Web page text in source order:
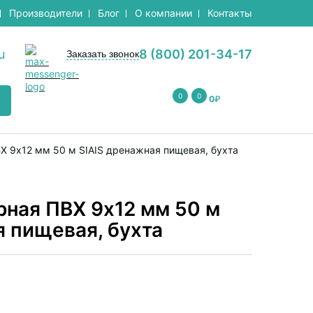
Производители Блог О компании Контакты
8 (800) 201-34-17
Заказать звонок
0 0 0₽
9х12 мм 50 м SIAIS дренажная пищевая, бухта
ПВХ 9х12 мм 50 м
пищевая, бухта